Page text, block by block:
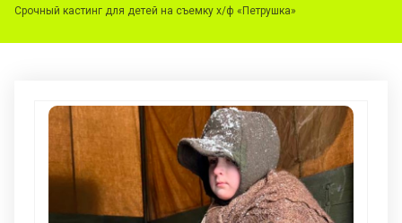
Срочный кастинг для детей на съемку х/ф «Петрушка»